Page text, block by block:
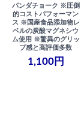
パンダチョーク ※圧倒
的コストパフォーマン
ス ※国産食品添加物レ
ベルの炭酸マグネシウ
ム使用 ※驚異のグリッ
プ感と高評価多数
1,100円